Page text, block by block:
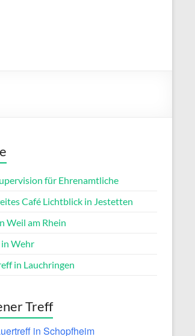
für Ehrenamtliche
Café Lichtblick in Jestetten
Weil am Rhein
in Wehr
in Lauchringen
Treff
in Schopfheim